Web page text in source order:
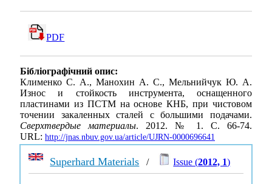
PDF
Бібліографічний опис:
Клименко С. А., Манохин А. С., Мельнийчук Ю. А.
Износ и стойкость инструмента, оснащенного
пластинами из ПСТМ на основе КНБ, при чистовом
точении закаленных сталей с большими подачами.
Сверхтвердые материалы. 2012. № 1. С. 66-74.
URL: http://jnas.nbuv.gov.ua/article/UJRN-0000696641
Superhard Materials / Issue (2012, 1)